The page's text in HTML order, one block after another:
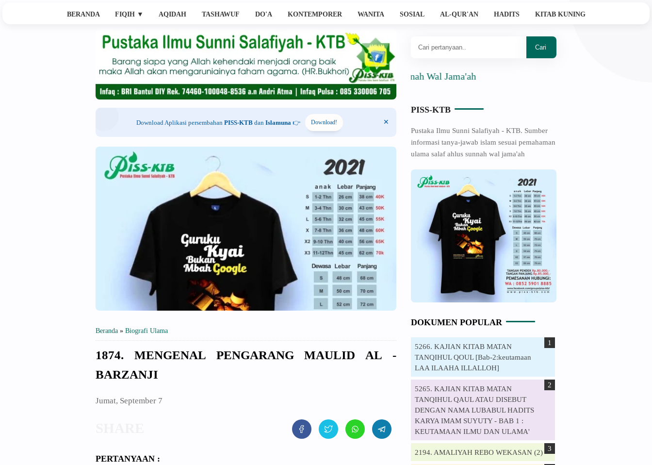
BERANDA FIQIH ▼ AQIDAH TASHAWUF DO'A KONTEMPORER WANITA SOSIAL AL-QUR'AN HADITS KITAB KUNING
Download Aplikasi persembahan PISS-KTBdan Islamuna 👉 Download!
Beranda » Biografi Ulama
1874. MENGENAL PENGARANG MAULID AL -
BARZANJI
Jumat, September 7
PERTANYAAN :
Ahlussunnah Wal Jama'ah
PISS-KTB
Pustaka Ilmu Sunni Salafiyah - KTB. Sumber
informasi tanya-jawab islam sesuai pemahaman
ulama salaf ahlus sunnah wal jama'ah
DOKUMEN POPULAR
5266. KAJIAN KITAB MATAN
TANQIHUL QOUL [Bab-2:keutamaan
LAA ILAAHA ILLALLOH]
5265. KAJIAN KITAB MATAN
TANQIHUL QAUL ATAU DISEBUT
DENGAN NAMA LUBABUL HADITS
KARYA IMAM SUYUTY - BAB 1 :
KEUTAMAAN ILMU DAN ULAMA'
2194. AMALIYAH REBO WEKASAN (2)